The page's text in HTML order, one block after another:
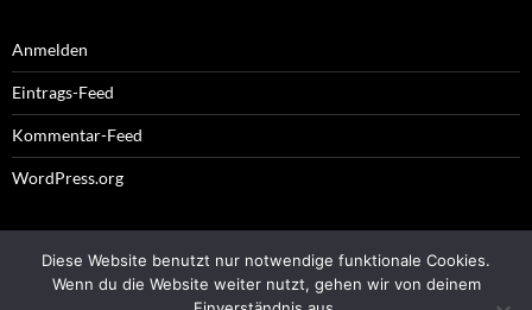
Anmelden
Eintrags-Feed
Kommentar-Feed
WordPress.org
Impressum
Diese Website benutzt nur notwendige funktionale Cookies.
Wenn du die Website weiter nutzt, gehen wir von deinem